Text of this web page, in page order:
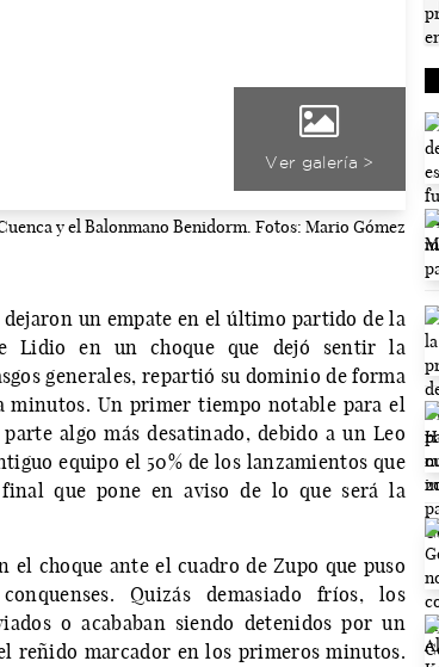
Ver galería >
y el Balonmano Benidorm. Fotos: Mario Gómez
un empate en el último partido de la
Lidio en un choque que dejó sentir la
generales, repartió su dominio de forma
minutos. Un primer tiempo notable para el
algo más desatinado, debido a un Leo
equipo el 50% de los lanzamientos que
que pone en aviso de lo que será la
choque ante el cuadro de Zupo que puso
Quizás demasiado fríos, los
o acababan siendo detenidos por un
reñido marcador en los primeros minutos.